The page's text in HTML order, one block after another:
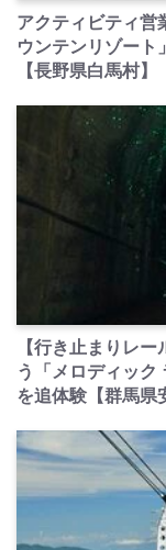
アクティビティ営
ウンテンリゾート
【長野県白馬村】
【行き止まりレ
う「メロディック
を追体験【群馬県